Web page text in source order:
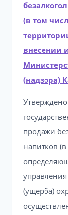
(в том
внесении
(надзора)
продажи
напитков (в
(ущерба)